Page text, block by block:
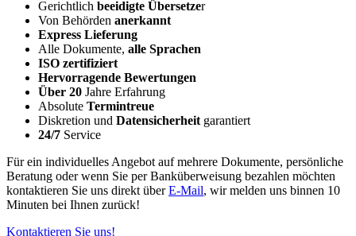
Gerichtlich beeidigte Übersetzer
Von Behörden anerkannt
Express Lieferung
Alle Dokumente, alle Sprachen
ISO zertifiziert
Hervorragende Bewertungen
Über 20 Jahre Erfahrung
Absolute Termintreue
Diskretion und Datensicherheit garantiert
24/7 Service
Für ein individuelles Angebot auf mehrere Dokumente, persönliche
Beratung oder wenn Sie per Banküberweisung bezahlen möchten
kontaktieren Sie uns direkt überE-Mail, wir melden uns binnen 10
Minuten bei Ihnen zurück!
Kontaktieren Sie uns!